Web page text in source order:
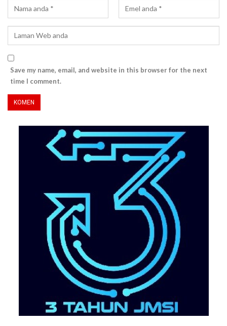
Save my name, email, and website in this browser for the next
time I comment.